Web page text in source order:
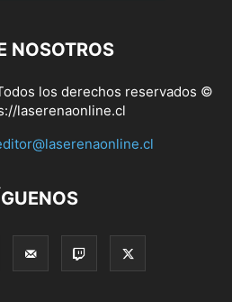
NOSOTROS
los derechos reservados ©
laserenaonline.cl